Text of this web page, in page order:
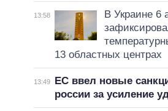
13:58
В Украине 6
13 областных центрах
13:49
ЕС ввел новые
россии за усиление